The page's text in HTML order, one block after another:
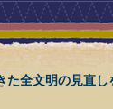
全文明の見直し